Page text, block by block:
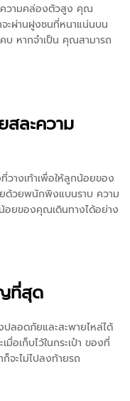
ความคล่องตัวสูง คุณ
ะผ่านฝูงชนที่หนาแน่นบน
บ หากจำเป็น คุณสามารถ
สละความ
างเท้าเพื่อให้ลูกน้อยของ
ด้วยพนักพิงแบนราบ ความ
อยของคุณเดินทางได้อย่าง
ที่สุด
ปลอดภัยและสะพายไหล่ได้
อเก็บไว้ในกระเป๋า ของที่
จะไม่ไปลงท้ายรถ